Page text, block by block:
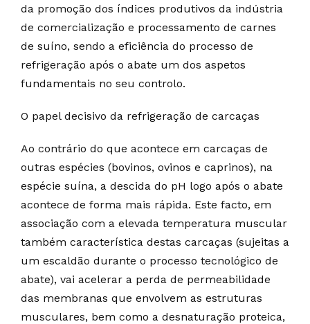
da promoção dos índices produtivos da indústria
de comercialização e processamento de carnes
de suíno, sendo a eficiência do processo de
refrigeração após o abate um dos aspetos
fundamentais no seu controlo.
O papel decisivo da refrigeração de carcaças
Ao contrário do que acontece em carcaças de
outras espécies (bovinos, ovinos e caprinos), na
espécie suína, a descida do pH logo após o abate
acontece de forma mais rápida. Este facto, em
associação com a elevada temperatura muscular
também característica destas carcaças (sujeitas a
um escaldão durante o processo tecnológico de
abate), vai acelerar a perda de permeabilidade
das membranas que envolvem as estruturas
musculares, bem como a desnaturação proteica,